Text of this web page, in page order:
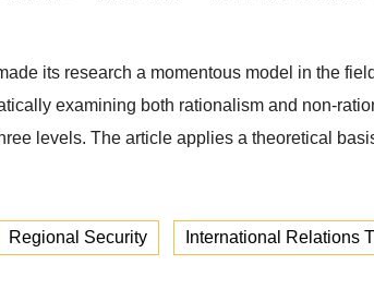
its research a momentous model in the
examining both rationalism and non-
levels. The article applies a theoretical
Regional Security International Relations